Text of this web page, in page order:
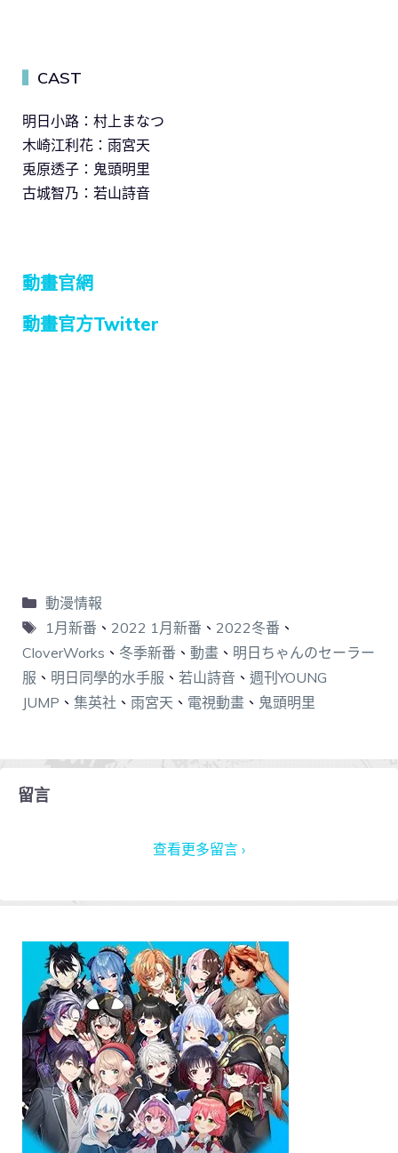
CAST
明日小路：村上まなつ
木崎江利花：雨宮天
兎原透子：鬼頭明里
古城智乃：若山詩音
動畫官網
動畫官方Twitter
動漫情報
1月新番 、 2022 1月新番 、 2022冬番 、
CloverWorks 、 冬季新番 、 動畫 、 明日ちゃんのセーラー
服 、 明日同學的水手服 、 若山詩音 、 週刊YOUNG
JUMP 、 集英社 、 雨宮天 、 電視動畫 、 鬼頭明里
留言
查看更多留言 ›